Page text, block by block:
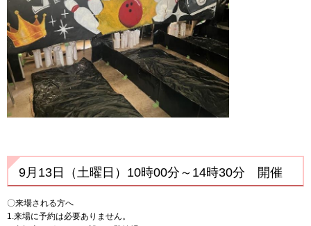
9月13日（土曜日）10時00分～14時30分 開催
〇来場される方へ
1.来場に予約は必要ありません。